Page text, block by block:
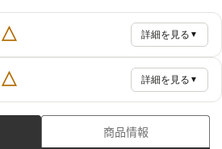
△ 詳細を見る ▼
△ 詳細を見る ▼
商品情報